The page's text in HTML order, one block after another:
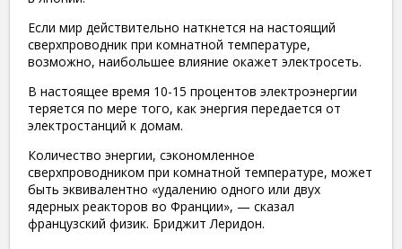
Если мир действительно наткнется на настоящий
сверхпроводник при комнатной температуре,
возможно, наибольшее влияние окажет электросеть.
В настоящее время 10-15 процентов электроэнергии
теряется по мере того, как энергия передается от
электростанций к домам.
Количество энергии, сэкономленное
сверхпроводником при комнатной температуре, может
быть эквивалентно «удалению одного или двух
ядерных реакторов во Франции», — сказал
французский физик. Бриджит Леридон.